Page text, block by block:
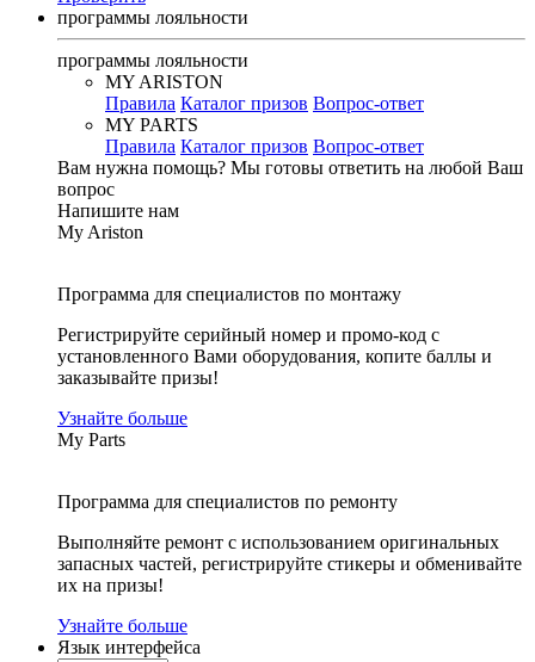
программы лояльности
программы лояльности
MY ARISTON
Правила Каталог призов Вопрос-ответ
MY PARTS
Правила Каталог призов Вопрос-ответ
Вам нужна помощь? Мы готовы ответить на любой Ваш
вопрос
Напишите нам
My Ariston
Программа для специалистов по монтажу
Регистрируйте серийный номер и промо-код с
установленного Вами оборудования, копите баллы и
заказывайте призы!
Узнайте больше
My Parts
Программа для специалистов по ремонту
Выполняйте ремонт с использованием оригинальных
запасных частей, регистрируйте стикеры и обменивайте
их на призы!
Узнайте больше
Язык интерфейса